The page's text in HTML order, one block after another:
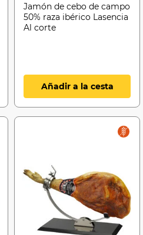
Jamón de cebo de campo
50% raza ibérico Lasencia
Al corte
Añadir a la cesta